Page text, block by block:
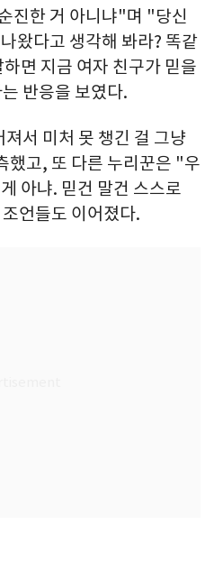
진한 거 아니냐"며 "당신
왔다고 생각해 봐라? 똑같
면 지금 여자 친구가 믿을
반응을 보였다.
서 미처 못 챙긴 걸 그냥
했고, 또 다른 누리꾼은 "우
아냐. 믿건 말건 스스로
언들도 이어졌다.